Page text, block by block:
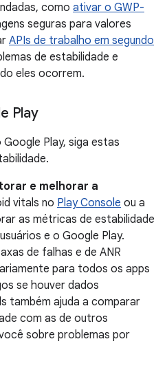
como ativar o GWP-
seguras para valores
APIs de trabalho em segundo
de estabilidade e
eles ocorrem.
Play
Play, siga estas
e melhorar a
vitals no Play Console ou a
as métricas de estabilidade
e o Google Play.
de falhas e de ANR
para todos os apps
se houver dados
também ajuda a comparar
com as de outros
sobre problemas por